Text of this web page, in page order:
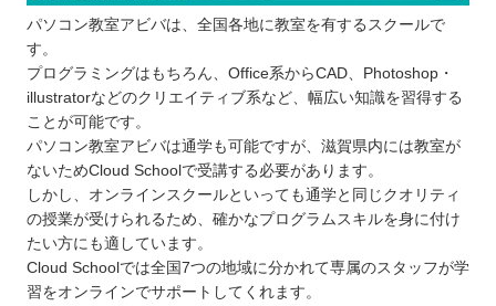
パソコン教室アビバは、全国各地に教室を有するスクールで
す。
プログラミングはもちろん、Office系からCAD、Photoshop・
illustratorなどのクリエイティブ系など、幅広い知識を習得する
ことが可能です。
パソコン教室アビバは通学も可能ですが、滋賀県内には教室が
ないためCloud Schoolで受講する必要があります。
しかし、オンラインスクールといっても通学と同じクオリティ
の授業が受けられるため、確かなプログラムスキルを身に付け
たい方にも適しています。
Cloud Schoolでは全国7つの地域に分かれて専属のスタッフが学
習をオンラインでサポートしてくれます。